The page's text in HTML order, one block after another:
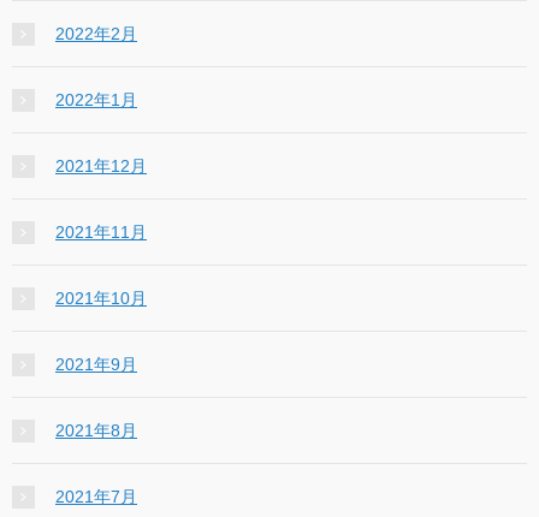
2022年2月
2022年1月
2021年12月
2021年11月
2021年10月
2021年9月
2021年8月
2021年7月